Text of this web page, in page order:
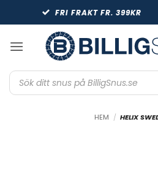
to
FRI FRAKT FR. 399KR
Produktsökning
HEM / HELIX